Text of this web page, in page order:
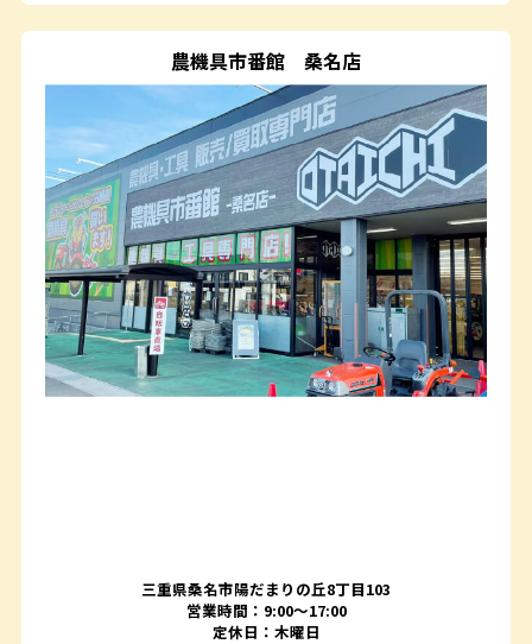
農機具市番館 桑名店
三重県桑名市陽だまりの丘8丁目103
営業時間：9:00〜17:00
定休日：木曜日